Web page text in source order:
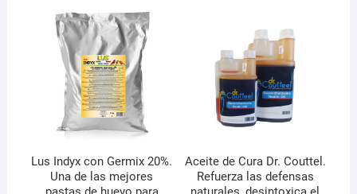
Lus Indyx con Germix 20%.
Una de las mejores
Aceite de Cura Dr. Couttel.
Refuerza las defensas